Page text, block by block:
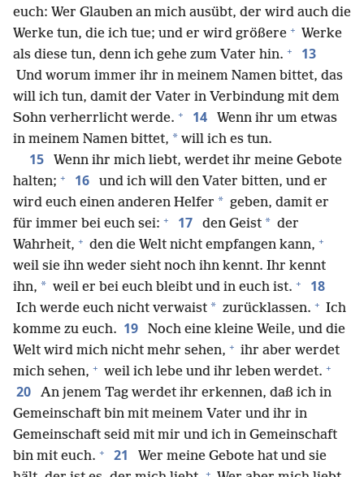
euch: Wer Glauben an mich ausübt, der wird auch die
Werke tun, die ich tue; und er wird größere + Werke
als diese tun, denn ich gehe zum Vater hin. + 13
Und worum immer ihr in meinem Namen bittet, das
will ich tun, damit der Vater in Verbindung mit dem
Sohn verherrlicht werde. + 14
Wenn ihr um etwas
in meinem Namen bittet, * will ich es tun.
15
Wenn ihr mich liebt, werdet ihr meine Gebote
halten; + 16
und ich will den Vater bitten, und er
wird euch einen anderen Helfer * geben, damit er
für immer bei euch sei: + 17 den Geist * der
Wahrheit, + den die Welt nicht empfangen kann, +
weil sie ihn weder sieht noch ihn kennt. Ihr kennt
ihn, * weil er bei euch bleibt und in euch ist. + 18
Ich werde euch nicht verwaist * zurücklassen. + Ich
komme zu euch. 19
Noch eine kleine Weile, und die
Welt wird mich nicht mehr sehen, + ihr aber werdet
mich sehen, + weil ich lebe und ihr leben werdet. +
20
An jenem Tag werdet ihr erkennen, daß ich in
Gemeinschaft bin mit meinem Vater und ihr in
Gemeinschaft seid mit mir und ich in Gemeinschaft
bin mit euch. + 21
Wer meine Gebote hat und sie
+